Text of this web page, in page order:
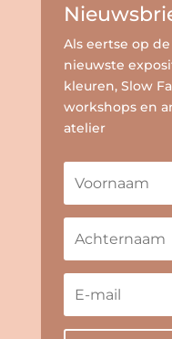
Als eertse op
nieuwste
kleuren, Slow
workshops en
atelier